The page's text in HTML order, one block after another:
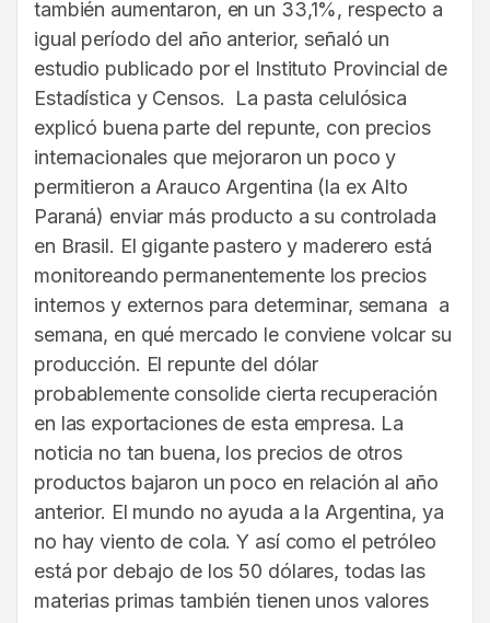
también aumentaron, en un 33,1%, respecto a
igual período del año anterior, señaló un
estudio publicado por el Instituto Provincial de
Estadística y Censos. La pasta celulósica
explicó buena parte del repunte, con precios
internacionales que mejoraron un poco y
permitieron a Arauco Argentina (la ex Alto
Paraná) enviar más producto a su controlada
en Brasil. El gigante pastero y maderero está
monitoreando permanentemente los precios
internos y externos para determinar, semana a
semana, en qué mercado le conviene volcar su
producción. El repunte del dólar
probablemente consolide cierta recuperación
en las exportaciones de esta empresa. La
noticia no tan buena, los precios de otros
productos bajaron un poco en relación al año
anterior. El mundo no ayuda a la Argentina, ya
no hay viento de cola. Y así como el petróleo
está por debajo de los 50 dólares, todas las
materias primas también tienen unos valores